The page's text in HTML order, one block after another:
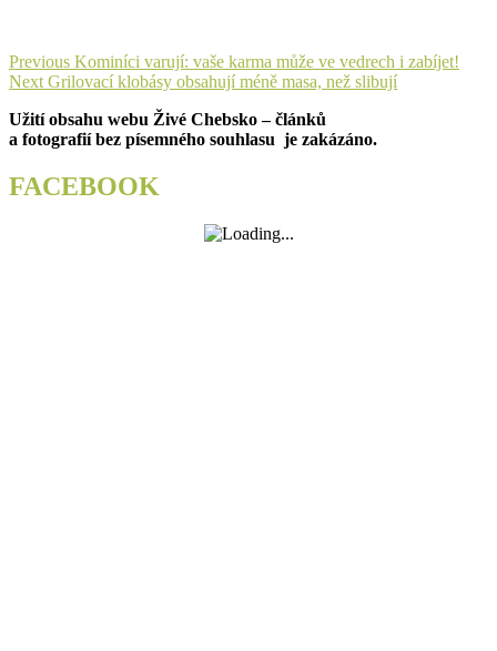
Navigace
pro
příspěvek
Previous Previous
post:
Kominíci varují: vaše karma může ve vedrech i zabíjet!
Next Next
Grilovací klobásy obsahují méně masa, než slibují
Užití obsahu webu Živé Chebsko – článků
a fotografií bez písemného souhlasu je zakázáno.
FACEBOOK